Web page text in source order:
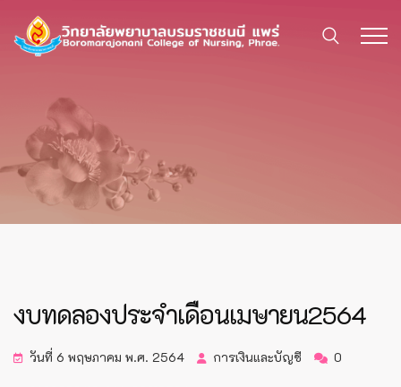
งบทดลองประจำเดือนเมษายน2564
วันที่ 6 พฤษภาคม พ.ศ. 2564 การเงินและบัญชี 0